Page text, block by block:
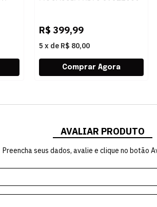
R$ 399,99
5 x de R$ 80,00
AVALIAR PRODUTO
Preencha seus dados, avalie e clique no botão